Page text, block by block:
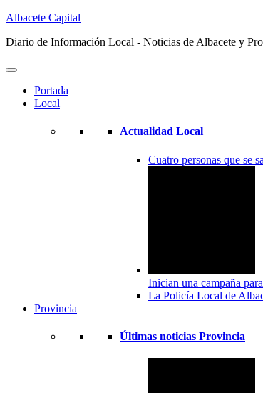
Albacete Capital
Diario de Información Local - Noticias de Albacete y
Portada
Local
Actualidad Local
Cuatro personas que se
Inician una campaña
La Policía Local de
Provincia
Últimas noticias Provincia